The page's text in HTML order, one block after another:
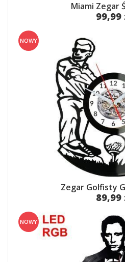
Miami Zegar
99,99
Zegar Golfisty
89,99
NOWY
NOWY